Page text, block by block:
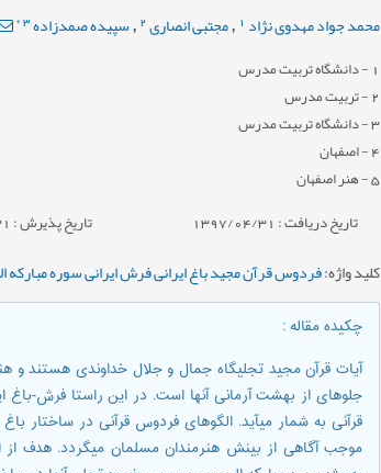
محمد جواد مهدوی نژاد 1
,مجتبی انصاری2
,سپیده صمدزاده3
*
1 - دانشگاه تربیت مدرس
2- تربیت مدرس
3- دانشگاه تربیت مدرس
4- اصفهان
5- هنر اصفهان
تاریخ دریافت : 1397/04/31 تاریخ پذیرش : 1397/04/31
کلید واژه:فردوس قرآن مجید باغ ایرانی فرش ایرانی سوره مبارکه
چکیده مقاله:
آیات قرآن مجید تجلیگاه جمال و جلال خداوندی هستند و
جلوهای از بهشت آرمانی آنها است. در این راستا فرش-
قرآنی به شمار میآید. الگوهای فردوس قرآنی در ساختار
موجب آگاهی از بینش هنرمندان مسلمان میگردد. هدف از